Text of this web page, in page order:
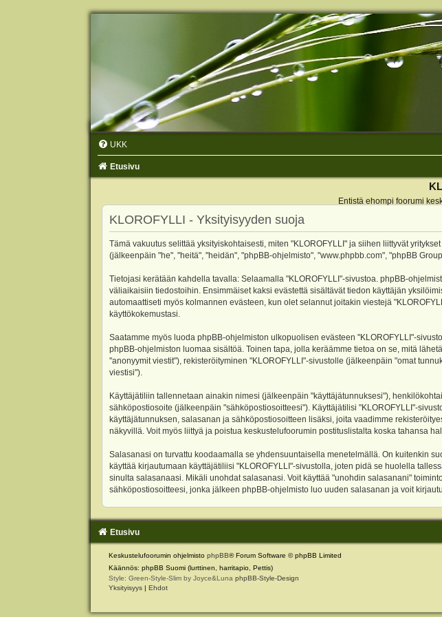
UKK
Etusivu
Entistä ehompi foorumi
KLOROFYLLI - Yksityisyyden suoja
Tämä vakuutus selittää yksityiskohtaisesti, miten "KLOROFYLLI" ja siihen liittyvät
(jälkeenpäin "he", "heitä", "heidän", "phpBB-ohjelmisto", "www.phpbb.com", "phpBB
Tietojasi kerätään kahdella tavalla: Selaamalla "KLOROFYLLI"-sivustoa. phpBB-
väliaikaisiin tiedostoihin. Ensimmäiset kaksi evästettä sisältävät tiedon käyttäjän
automaattiseti myös kolmannen evästeen, kun olet selannut joitakin viestejä
käyttökokemustasi.
Saatamme myös luoda phpBB-ohjelmiston ulkopuolisen evästeen "KLOROFYLLI"-
phpBB-ohjelmiston luomaa sisältöä. Toinen tapa, jolla keräämme tietoa on se, mitä
"anonyymit viestit"), rekisteröityminen "KLOROFYLLI"-sivustolle (jälkeenpäin "omat
viestisi").
Käyttäjätiliin tallennetaan ainakin nimesi (jälkeenpäin "käyttäjätunnuksesi"),
sähköpostiosoite (jälkeenpäin "sähköpostiosoitteesi"). Käyttäjätilisi "KLOROFYLLI"-
käyttäjätunnuksen, salasanan ja sähköpostiosoitteen lisäksi, joita vaadimme
näkyvillä. Voit myös liittyä ja poistua keskustelufoorumin postituslistalta koska tahansa
Salasanasi on turvattu koodaamalla se yhdensuuntaisella menetelmällä. On kuitenkin
käyttää kirjautumaan käyttäjätiliisi "KLOROFYLLI"-sivustolla, joten pidä se huolella
sinulta salasanaasi. Mikäli unohdat salasanasi. Voit käyttää "unohdin salasanani"
sähköpostiosoitteesi, jonka jälkeen phpBB-ohjelmisto luo uuden salasanan ja voit
Etusivu
Keskustelufoorumin ohjelmisto phpBB® Forum Software © phpBB Limited
Käännös: phpBB Suomi (lurttinen, harritapio, Pettis)
Style: Green-Style-Slim by Joyce&Luna phpBB-Style-Design
Yksityisyys | Ehdot